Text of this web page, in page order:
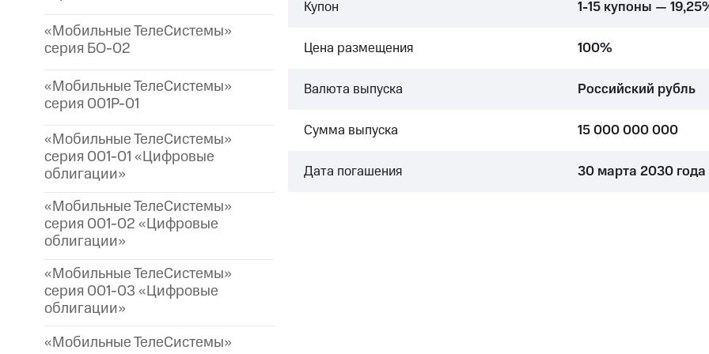
«Мобильные ТелеСистемы»
серия БО-02
«Мобильные ТелеСистемы»
серия 001P-01
«Мобильные ТелеСистемы»
серия 001-01 «Цифровые
облигации»
«Мобильные ТелеСистемы»
серия 001-02 «Цифровые
облигации»
«Мобильные ТелеСистемы»
серия 001-03 «Цифровые
облигации»
«Мобильные ТелеСистемы»
Купон 1-15 купоны —
Цена размещения 100%
Валюта выпуска Российский рубль
Сумма выпуска 15 000 000 000
Дата погашения 30 марта 2030 года